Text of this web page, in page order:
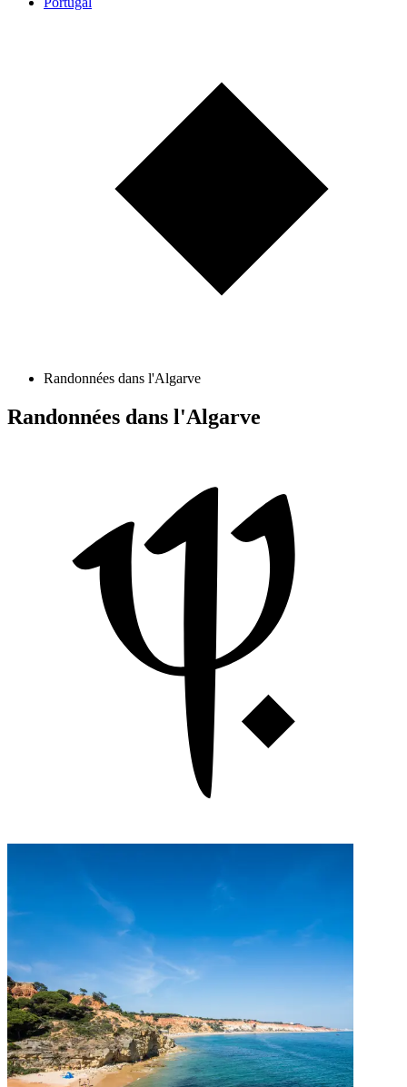
Randonnées dans l'Algarve
Randonnées dans l'Algarve